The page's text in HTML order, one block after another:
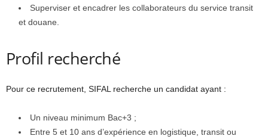
Superviser et encadrer les collaborateurs du service transit
et douane.
Profil recherché
Pour ce recrutement, SIFAL recherche un candidat ayant :
Un niveau minimum Bac+3 ;
Entre 5 et 10 ans d’expérience en logistique, transit ou